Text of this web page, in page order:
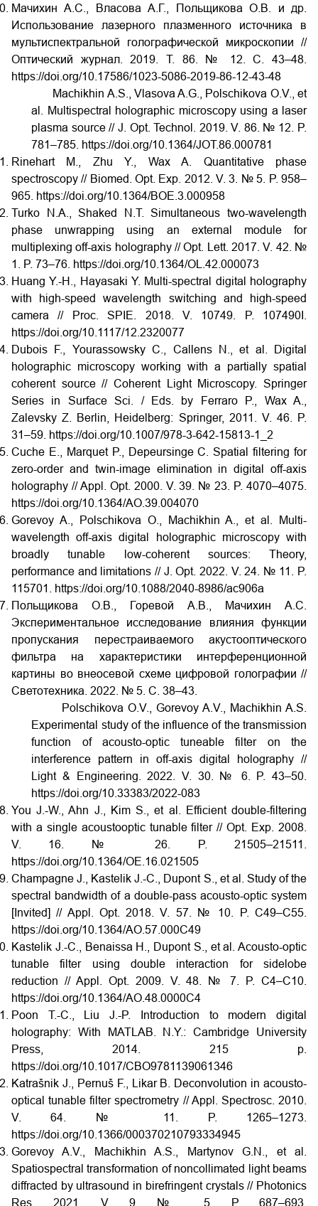
Мачихин А.С., Власова А.Г., Польщикова О.В. и др.
Использование лазерного плазменного источника в
мультиспектральной голографической микроскопии //
Оптический журнал. 2019. Т. 86. № 12. С. 43–48.
https://doi.org/10.17586/1023-5086-2019-86-12-43-48
Machikhin A.S., Vlasova A.G., Polschikova O.V., et
al. Multispectral holographic microscopy using a laser
plasma source // J. Opt. Technol. 2019. V. 86. № 12. P.
781–785. https://doi.org/10.1364/JOT.86.000781
Rinehart M., Zhu Y., Wax A. Quantitative phase
spectroscopy // Biomed. Opt. Exp. 2012. V. 3. № 5. P. 958–
965. https://doi.org/10.1364/BOE.3.000958
Turko N.A., Shaked N.T. Simultaneous two-wavelength
phase unwrapping using an external module for
multiplexing off-axis holography // Opt. Lett. 2017. V. 42. №
1. P. 73–76. https://doi.org/10.1364/OL.42.000073
Huang Y.-H., Hayasaki Y. Multi-spectral digital holography
with high-speed wavelength switching and high-speed
camera // Proc. SPIE. 2018. V. 10749. P. 107490I.
https://doi.org/10.1117/12.2320077
Dubois F., Yourassowsky C., Callens N., et al. Digital
holographic microscopy working with a partially spatial
coherent source // Coherent Light Microscopy. Springer
Series in Surface Sci. / Eds. by Ferraro P., Wax A.,
Zalevsky Z. Berlin, Heidelberg: Springer, 2011. V. 46. P.
31–59. https://doi.org/10.1007/978-3-642-15813-1_2
Cuche E., Marquet P., Depeursinge C. Spatial filtering for
zero-order and twin-image elimination in digital off-axis
holography // Appl. Opt. 2000. V. 39. № 23. P. 4070–4075.
https://doi.org/10.1364/AO.39.004070
Gorevoy A., Polschikova O., Machikhin A., et al. Multi-
wavelength off-axis digital holographic microscopy with
broadly tunable low-coherent sources: Theory,
performance and limitations // J. Opt. 2022. V. 24. № 11. P.
115701. https://doi.org/10.1088/2040-8986/ac906a
Польщикова О.В., Горевой А.В., Мачихин А.С.
Экспериментальное исследование влияния функции
пропускания перестраиваемого акустооптического
фильтра на характеристики интерференционной
картины во внеосевой схеме цифровой голографии //
Светотехника. 2022. № 5. С. 38–43.
Polschikova O.V., Gorevoy A.V., Machikhin A.S.
Experimental study of the influence of the transmission
function of acousto-optic tuneable filter on the
interference pattern in off-axis digital holography //
Light & Engineering. 2022. V. 30. № 6. P. 43–50.
https://doi.org/10.33383/2022-083
You J.-W., Ahn J., Kim S., et al. Efficient double-filtering
with a single acoustooptic tunable filter // Opt. Exp. 2008.
V. 16. № 26. P. 21505–21511.
https://doi.org/10.1364/OE.16.021505
Champagne J., Kastelik J.-C., Dupont S., et al. Study of the
spectral bandwidth of a double-pass acousto-optic system
[Invited] // Appl. Opt. 2018. V. 57. № 10. P. C49–C55.
https://doi.org/10.1364/AO.57.000C49
Kastelik J.-C., Benaissa H., Dupont S., et al. Acousto-optic
tunable filter using double interaction for sidelobe
reduction // Appl. Opt. 2009. V. 48. № 7. P. C4–C10.
https://doi.org/10.1364/AO.48.0000C4
Poon T.-C., Liu J.-P. Introduction to modern digital
holography: With MATLAB. N.Y.: Cambridge University
Press, 2014. 215 p.
https://doi.org/10.1017/CBO9781139061346
Katrašnik J., Pernuš F., Likar B. Deconvolution in acousto-
optical tunable filter spectrometry // Appl. Spectrosc. 2010.
V. 64. № 11. P. 1265–1273.
https://doi.org/10.1366/000370210793334945
Gorevoy A.V., Machikhin A.S., Martynov G.N., et al.
Spatiospectral transformation of noncollimated light beams
diffracted by ultrasound in birefringent crystals // Photonics
Res. 2021. V. 9. № 5. P. 687–693.